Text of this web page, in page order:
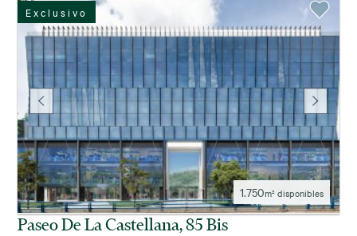
1.750m² disponibles
Exclusivo
Paseo De La Castellana, 85 Bis